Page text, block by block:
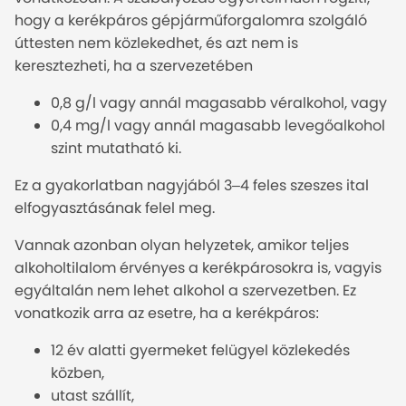
hogy a kerékpáros gépjárműforgalomra szolgáló
úttesten nem közlekedhet, és azt nem is
keresztezheti, ha a szervezetében
0,8 g/l vagy annál magasabb véralkohol, vagy
0,4 mg/l vagy annál magasabb levegőalkohol
szint mutatható ki.
Ez a gyakorlatban nagyjából 3–4 feles szeszes ital
elfogyasztásának felel meg.
Vannak azonban olyan helyzetek, amikor teljes
alkoholtilalom érvényes a kerékpárosokra is, vagyis
egyáltalán nem lehet alkohol a szervezetben. Ez
vonatkozik arra az esetre, ha a kerékpáros:
12 év alatti gyermeket felügyel közlekedés
közben,
utast szállít,